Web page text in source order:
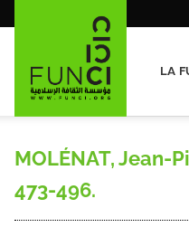
LA
MOLÉNAT, Jean-
473-496.